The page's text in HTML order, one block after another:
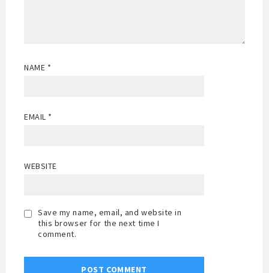
NAME *
EMAIL *
WEBSITE
Save my name, email, and website in
this browser for the next time I
comment.